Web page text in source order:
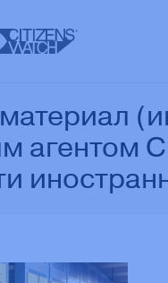
агентом